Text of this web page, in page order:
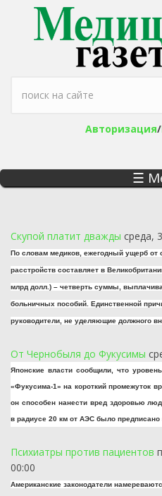
Перейти к основному содержанию
Форма поиска
Авторизация/
☰
Скупой платит дважды среда,
По словам медиков, ежегодный ущерб от
расстройств составляет в
млрд долл.) – четверть суммы,
больничных пособий. Единственной
руководители, не уделяющие должного
От Чернобыля до Фукусимы
Японские власти сообщили, что
«Фукусима-1» на короткий промежуток
он способен нанести вред здоровью
в радиусе 20 км от АЭС было предписано
Психиатры против пациентов
00:00
Американские законодатели